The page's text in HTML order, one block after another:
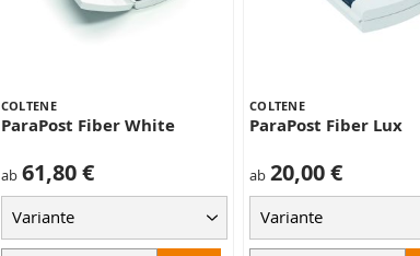
COLTENE
ParaPost Fiber White
ab 61,80 €
COLTENE
ParaPost Fiber Lux
ab 20,00 €